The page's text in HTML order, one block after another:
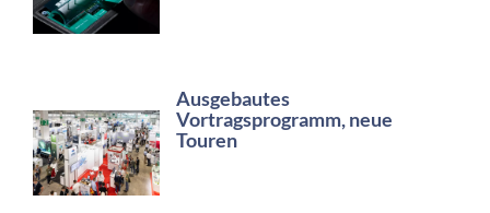
Ausgebautes
Vortragsprogramm, neue
Touren